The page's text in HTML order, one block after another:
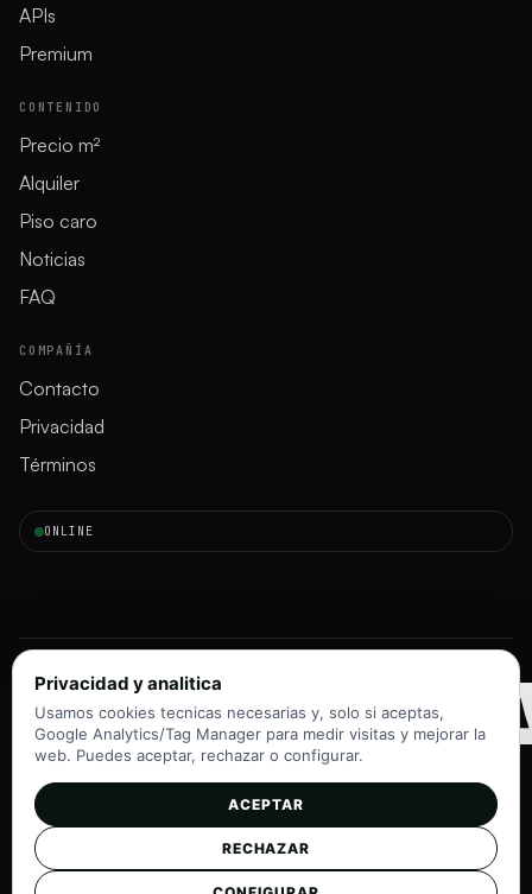
APIs
Premium
CONTENIDO
Precio m²
Alquiler
Piso caro
Noticias
FAQ
COMPAÑÍA
Contacto
Privacidad
Términos
ONLINE
Instagram
TikTok
©2026InmoRadar
v1.0 · Navegadores modernos
Privacidad y analitica
Usamos cookies tecnicas necesarias y, solo si aceptas,
Google Analytics/Tag Manager para medir visitas y mejorar la
web. Puedes aceptar, rechazar o configurar.
ACEPTAR
RECHAZAR